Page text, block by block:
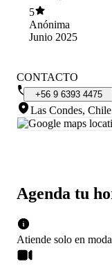
Pude aprender
seguir una linea de
Muy buenas clases
5
Anónima
Junio 2025
Agenda tu
Atiende solo en
CONTACTO
+56 9 6393 4475
Las Condes, Chile